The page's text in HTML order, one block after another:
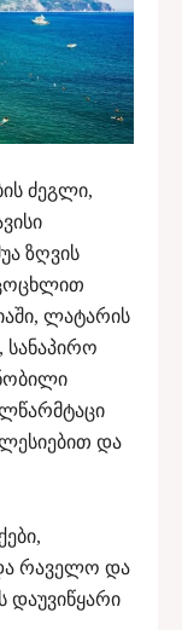
ძეგლი,
ზღვის
ლატარის
სანაპირო
და
რაველო და
დაუვიწყარი